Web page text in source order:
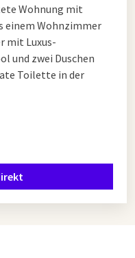
Wohnung mit
einem Wohnzimmer
mit Luxus-
und zwei Duschen
Toilette in der